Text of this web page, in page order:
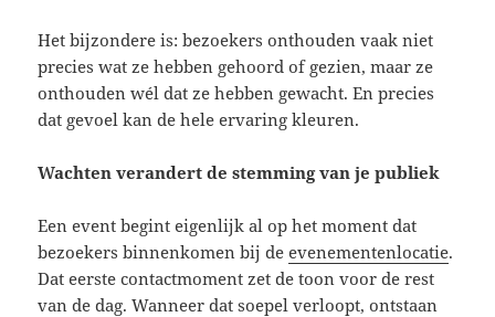
Het bijzondere is: bezoekers onthouden vaak niet
precies wat ze hebben gehoord of gezien, maar ze
onthouden wél dat ze hebben gewacht. En precies
dat gevoel kan de hele ervaring kleuren.
Wachten verandert de stemming van je publiek
Een event begint eigenlijk al op het moment dat
bezoekers binnenkomen bij deevenementenlocatie.
Dat eerste contactmoment zet de toon voor de rest
van de dag. Wanneer dat soepel verloopt, ontstaan